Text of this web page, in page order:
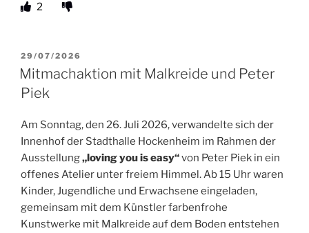
2
VERÖFFENTLICHT
AM
29/07/2026
Mitmachaktion mit Malkreide und Peter
Piek
Am Sonntag, den 26. Juli 2026, verwandelte sich der
Innenhof der Stadthalle Hockenheim im Rahmen der
Ausstellung„loving you is easy“von Peter Piek in ein
offenes Atelier unter freiem Himmel. Ab 15 Uhr waren
Kinder, Jugendliche und Erwachsene eingeladen,
gemeinsam mit dem Künstler farbenfrohe
Kunstwerke mit Malkreide auf dem Boden entstehen